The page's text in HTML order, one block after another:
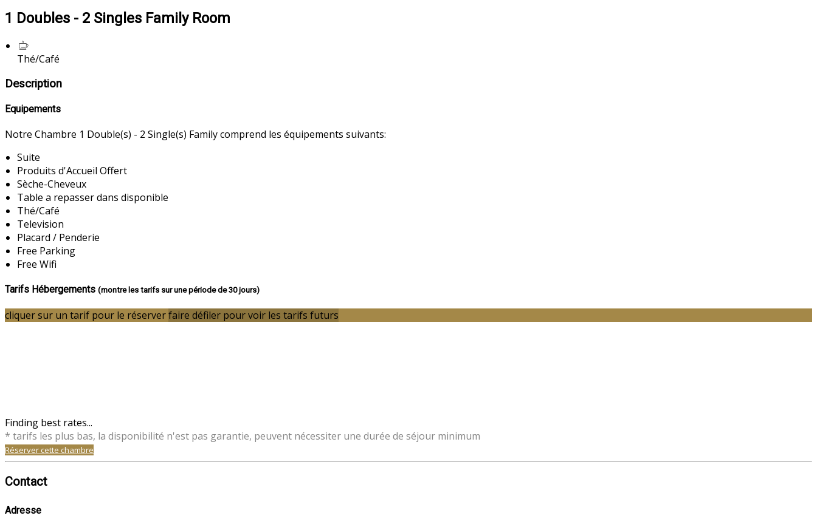
1 Doubles - 2 Singles Family Room
Thé/Café
Description
Equipements
Notre Chambre 1 Double(s) - 2 Single(s) Family comprend les équipements suivants:
Suite
Produits d'Accueil Offert
Sèche-Cheveux
Table a repasser dans disponible
Thé/Café
Television
Placard / Penderie
Free Parking
Free Wifi
Tarifs Hébergements (montre les tarifs sur une période de 30 jours)
cliquer sur un tarif pour le réserverfaire défiler pour voir les tarifs futurs
Finding best rates...
* tarifs les plus bas, la disponibilité n'est pas garantie, peuvent nécessiter une durée de séjour minimum
Réserver cette chambre
Contact
Adresse